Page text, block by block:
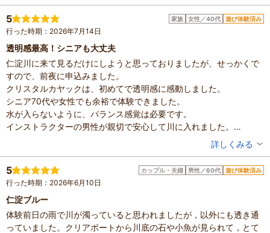
予約時は必ずプラン詳細をご確認ください。
滞在時間：1～2時間
人数：2人
投稿日：2026年7月30日
5 家族 女性／40代 遊び体験済み
行った時期：2026年7月14日
透明感最高！シニアも大丈夫
仁淀川に来て見るだけにしようと思っておりましたが、せっかくで
すので、前夜に申込みました。
クリスタルカヤックは、初めてで透明感に感動しました。
シニア70代や女性でも余裕で体験できました。
水が入らないように、バランス感覚は必要です。
インストラクターの男性が親切で安心して川に入れました。
スニーカーや靴下、ズボンは、カヌー乗り降りの際、びしょ濡れに
チケットを貰ったカフェは、残念ながら定休日で入れませんでし
た。
貴重なカヌーに参加して心から良かったです。
滞在時間：1～2時間
人数：2人
家族の内訳：その他
設備の有無：トイレ
詳しくみる
5 カップル・夫婦 男性／60代 遊び体験済み
行った時期：2026年6月10日
仁淀ブルー
体験前日の雨で川が濁っていると思われましたが，以外にも透き通
っていました。クリアボートから川底の石や小魚が見られて，とて